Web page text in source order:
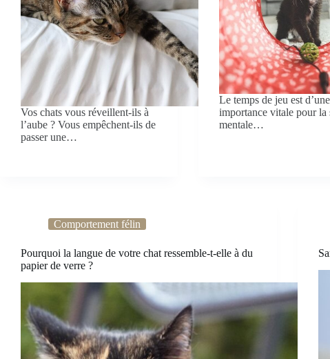
Vos chats vous réveillent-ils à
l’aube ? Vous empêchent-ils de
passer une…
Le temps de jeu est d’une
importance vitale pour la
mentale…
Comportement félin
Pourquoi la langue de votre chat ressemble-t-elle à du
papier de verre ?